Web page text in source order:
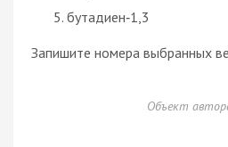
бутадиен‑1,3
Запишите номера выбранных
Объект